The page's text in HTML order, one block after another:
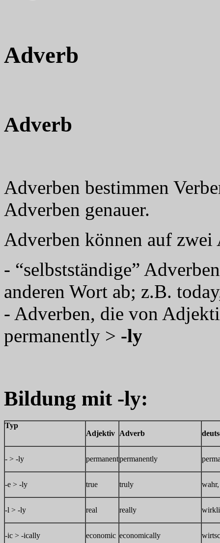
Adverb
Adverb
Adverben bestimmen
Adverben genauer.
Adverben können auf
- “selbstständige”
anderen Wort ab; z.B.
- Adverben, die von
permanently > -ly
Bildung mit -ly:
Typ
Adjektiv Adverb
- > -ly permanentpermanently
-e > -ly true truly
-l > -ly real really
-ic > -ically economic economically